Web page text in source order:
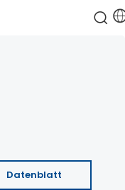
Datenblatt